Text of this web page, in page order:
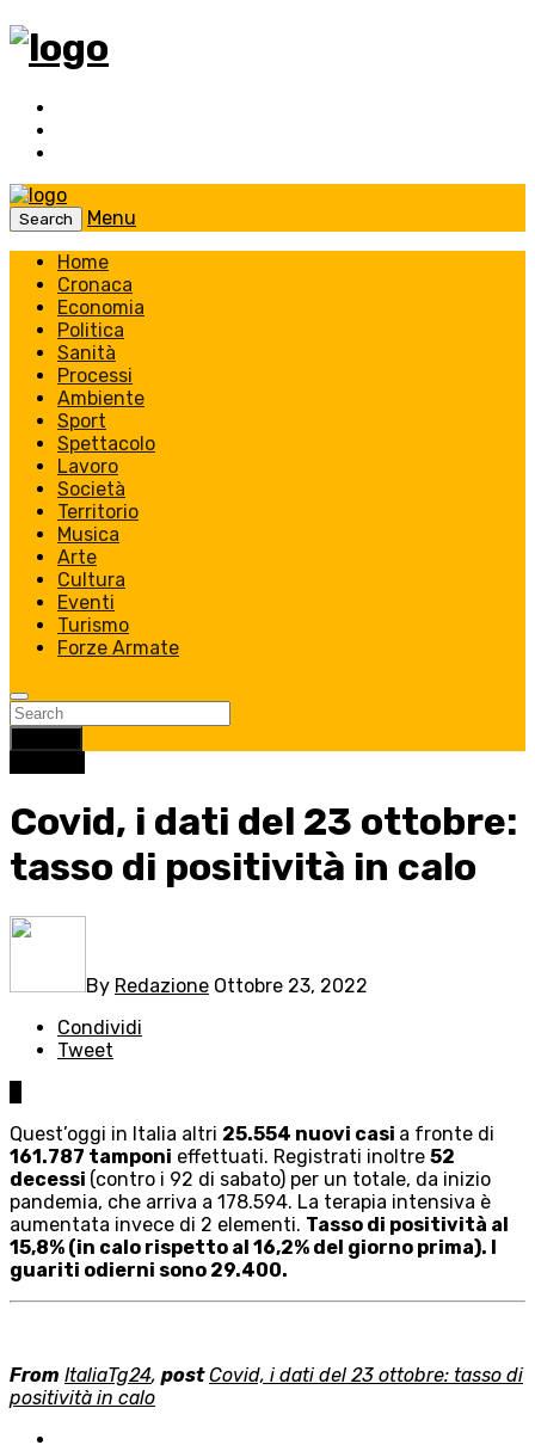
Search
Menu
Home
Cronaca
Economia
Politica
Sanità
Processi
Ambiente
Sport
Spettacolo
Lavoro
Società
Territorio
Musica
Arte
Cultura
Eventi
Turismo
Forze Armate
Covid, i dati del 23 ottobre:
tasso di positività in calo
By Redazione Ottobre 23, 2022
Condividi
Tweet
Quest’oggi in Italia altri 25.554 nuovi casi a fronte di
161.787 tamponi effettuati. Registrati inoltre 52
decessi (contro i 92 di sabato) per un totale, da inizio
pandemia, che arriva a 178.594. La terapia intensiva è
aumentata invece di 2 elementi. Tasso di positività al
15,8% (in calo rispetto al 16,2% del giorno prima). I
guariti odierni sono 29.400.
From ItaliaTg24, post Covid, i dati del 23 ottobre: tasso di
positività in calo